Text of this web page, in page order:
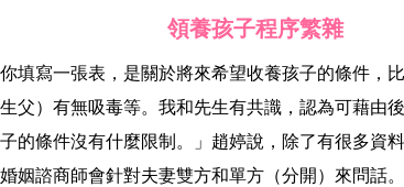
領養孩子程序繁雜
你填寫一張表，是關於將來希望收養孩子的條件，
父）有無吸毒等。我和先生有共識，認為可藉由
的條件沒有什麼限制。」趙婷說，除了有很多資
姻諮商師會針對夫妻雙方和單方（分開）來問話